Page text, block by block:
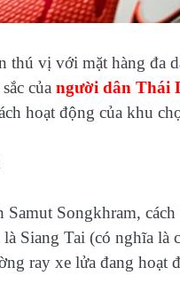
thú vị với mặt hàng đa
của người dân Thái
hoạt động của khu
Songkhram,
Siang Tai (có nghĩa là
ray xe lửa đang hoạt